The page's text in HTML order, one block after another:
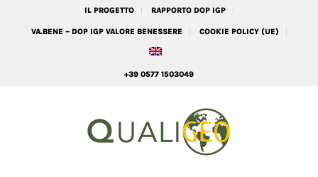
IL PROGETTO RAPPORTO DOP IGP
VA.BENE – DOP IGP VALORE BENESSERE COOKIE POLICY (UE)
+39 0577 1503049